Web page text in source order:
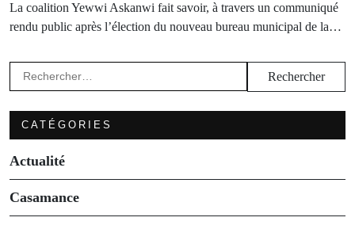
La coalition Yewwi Askanwi fait savoir, à travers un communiqué
rendu public après l’élection du nouveau bureau municipal de la…
Rechercher :
CATÉGORIES
Actualité
Casamance